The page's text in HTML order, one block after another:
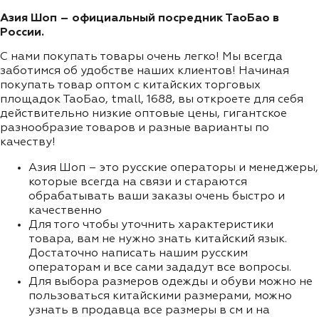
Азия Шоп – официальный посредник ТаоБао в
России.
С нами покупать товары очень легко! Мы всегда
заботимся об удобстве наших клиентов! Начиная
покупать товар оптом с китайских торговых
площадок ТаоБао, tmall, 1688, вы откроете для себя
действительно низкие оптовые цены, гигантское
разнообразие товаров и разные варианты по
качеству!
Азия Шоп – это русские операторы и менеджеры,
которые всегда на связи и стараются
обрабатывать ваши заказы очень быстро и
качественно
Для того чтобы уточнить характеристики
товара, вам не нужно знать китайский язык.
Достаточно написать нашим русским
операторам и все сами зададут все вопросы.
Для выбора размеров одежды и обуви можно не
пользоваться китайскими размерами, можно
узнать в продавца все размеры в см и на